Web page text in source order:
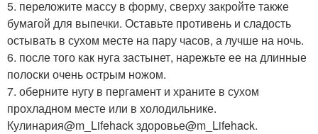
5. переложите массу в форму, сверху закройте также
бумагой для выпечки. Оставьте противень и сладость
остывать в сухом месте на пару часов, а лучше на ночь.
6. после того как нуга застынет, нарежьте ее на длинные
полоски очень острым ножом.
7. оберните нугу в пергамент и храните в сухом
прохладном месте или в холодильнике.
Кулинария@m_Lifehack здоровье@m_Lifehack.